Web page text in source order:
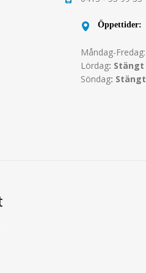
Öppettider:
Måndag-Fredag:
Lördag: Stängt
Söndag: Stängt